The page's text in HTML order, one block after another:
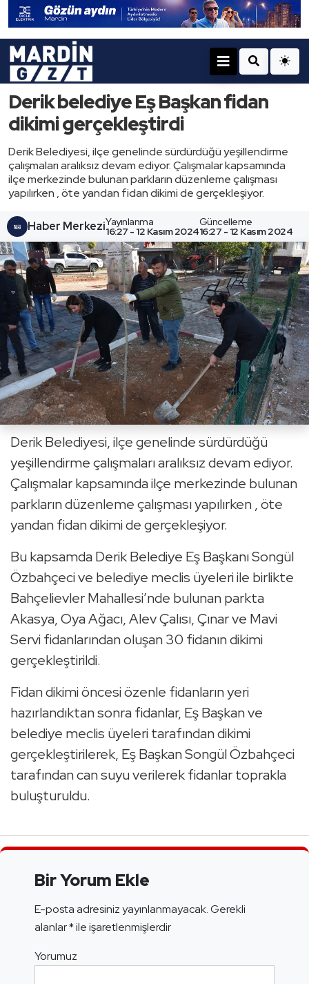
Derik belediye Eş Başkan fidan
dikimi gerçekleştirdi
Derik Belediyesi, ilçe genelinde sürdürdüğü yeşillendirme
çalışmaları aralıksız devam ediyor. Çalışmalar kapsamında
ilçe merkezinde bulunan parkların düzenleme çalışması
yapılırken , öte yandan fidan dikimi de gerçekleşiyor.
Haber MerkeziYayınlanma
16:27 - 12 Kasım 2024
Güncelleme
16:27 - 12 Kasım 2024
Derik Belediyesi, ilçe genelinde sürdürdüğü
yeşillendirme çalışmaları aralıksız devam ediyor.
Çalışmalar kapsamında ilçe merkezinde bulunan
parkların düzenleme çalışması yapılırken , öte
yandan fidan dikimi de gerçekleşiyor.
Bu kapsamda Derik Belediye Eş Başkanı Songül
Özbahçeci ve belediye meclis üyeleri ile birlikte
Bahçelievler Mahallesi’nde bulunan parkta
Akasya, Oya Ağacı, Alev Çalısı, Çınar ve Mavi
Servi fidanlarından oluşan 30 fidanın dikimi
gerçekleştirildi.
Fidan dikimi öncesi özenle fidanların yeri
hazırlandıktan sonra fidanlar, Eş Başkan ve
belediye meclis üyeleri tarafından dikimi
gerçekleştirilerek, Eş Başkan Songül Özbahçeci
tarafından can suyu verilerek fidanlar toprakla
buluşturuldu.
Bir Yorum Ekle
E-posta adresiniz yayınlanmayacak.Gerekli
alanlar*ile işaretlenmişlerdir
Yorumuz